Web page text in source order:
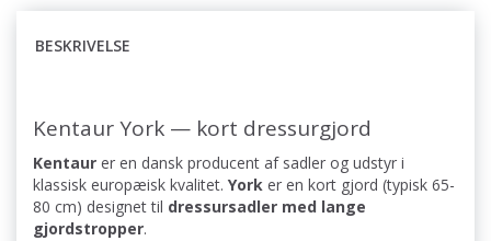
BESKRIVELSE
Kentaur York — kort dressurgjord
Kentaur er en dansk producent af sadler og udstyr i
klassisk europæisk kvalitet. York er en kort gjord (typisk 65-
80 cm) designet til dressursadler med lange
gjordstropper.